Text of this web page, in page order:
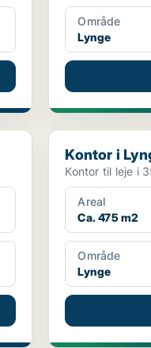
Område
Lynge
Kontor i Lynge
Kontor i
Kontor til leje i
Areal
Ca. 475 m2
Område
Lynge